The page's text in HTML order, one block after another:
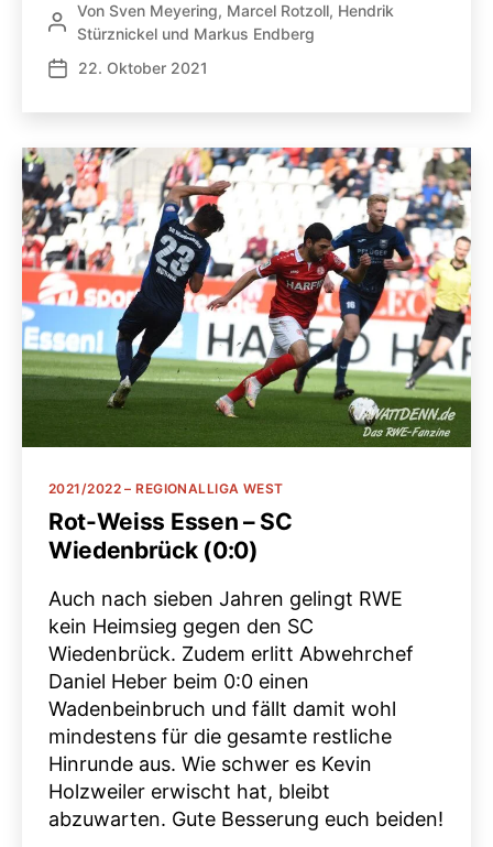
Beitragsautor
Von Sven Meyering, Marcel Rotzoll, Hendrik
Stürznickel und Markus Endberg
Veröffentlichungsdatum
22. Oktober 2021
Kategorien
2021/2022 – REGIONALLIGA WEST
Rot-Weiss Essen – SC
Wiedenbrück (0:0)
Auch nach sieben Jahren gelingt RWE
kein Heimsieg gegen den SC
Wiedenbrück. Zudem erlitt Abwehrchef
Daniel Heber beim 0:0 einen
Wadenbeinbruch und fällt damit wohl
mindestens für die gesamte restliche
Hinrunde aus. Wie schwer es Kevin
Holzweiler erwischt hat, bleibt
abzuwarten. Gute Besserung euch beiden!